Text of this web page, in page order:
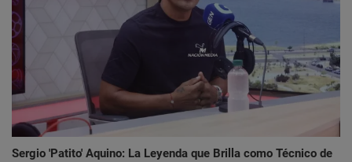
Sergio 'Patito' Aquino: La Leyenda que Brilla como Técnico de